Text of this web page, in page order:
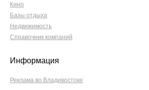
Кино
Базы отдыха
Недвижимость
Справочник компаний
Информация
Реклама во Владивостоке